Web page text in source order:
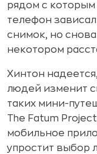
рядом с которым
телефон
снимок, но
некотором
Хинтон
людей изменит
таких мини-
The Fatum
мобильное
упростит выбор